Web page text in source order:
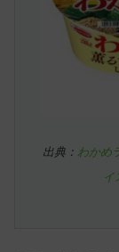
出典： わかめ
イ